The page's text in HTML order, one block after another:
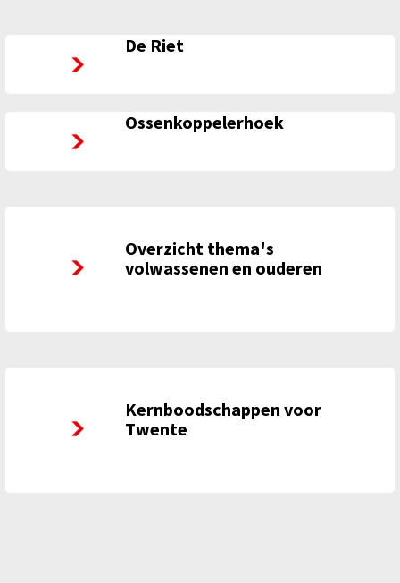
De Riet
De Riet
Ossenkoppelerhoek
Ossenkoppelerhoek
Overzicht thema's
volwassenen en ouderen
Overzicht thema's volwassenen en ouderen
Kernboodschappen voor
Twente
Kernboodschappen voor Twente